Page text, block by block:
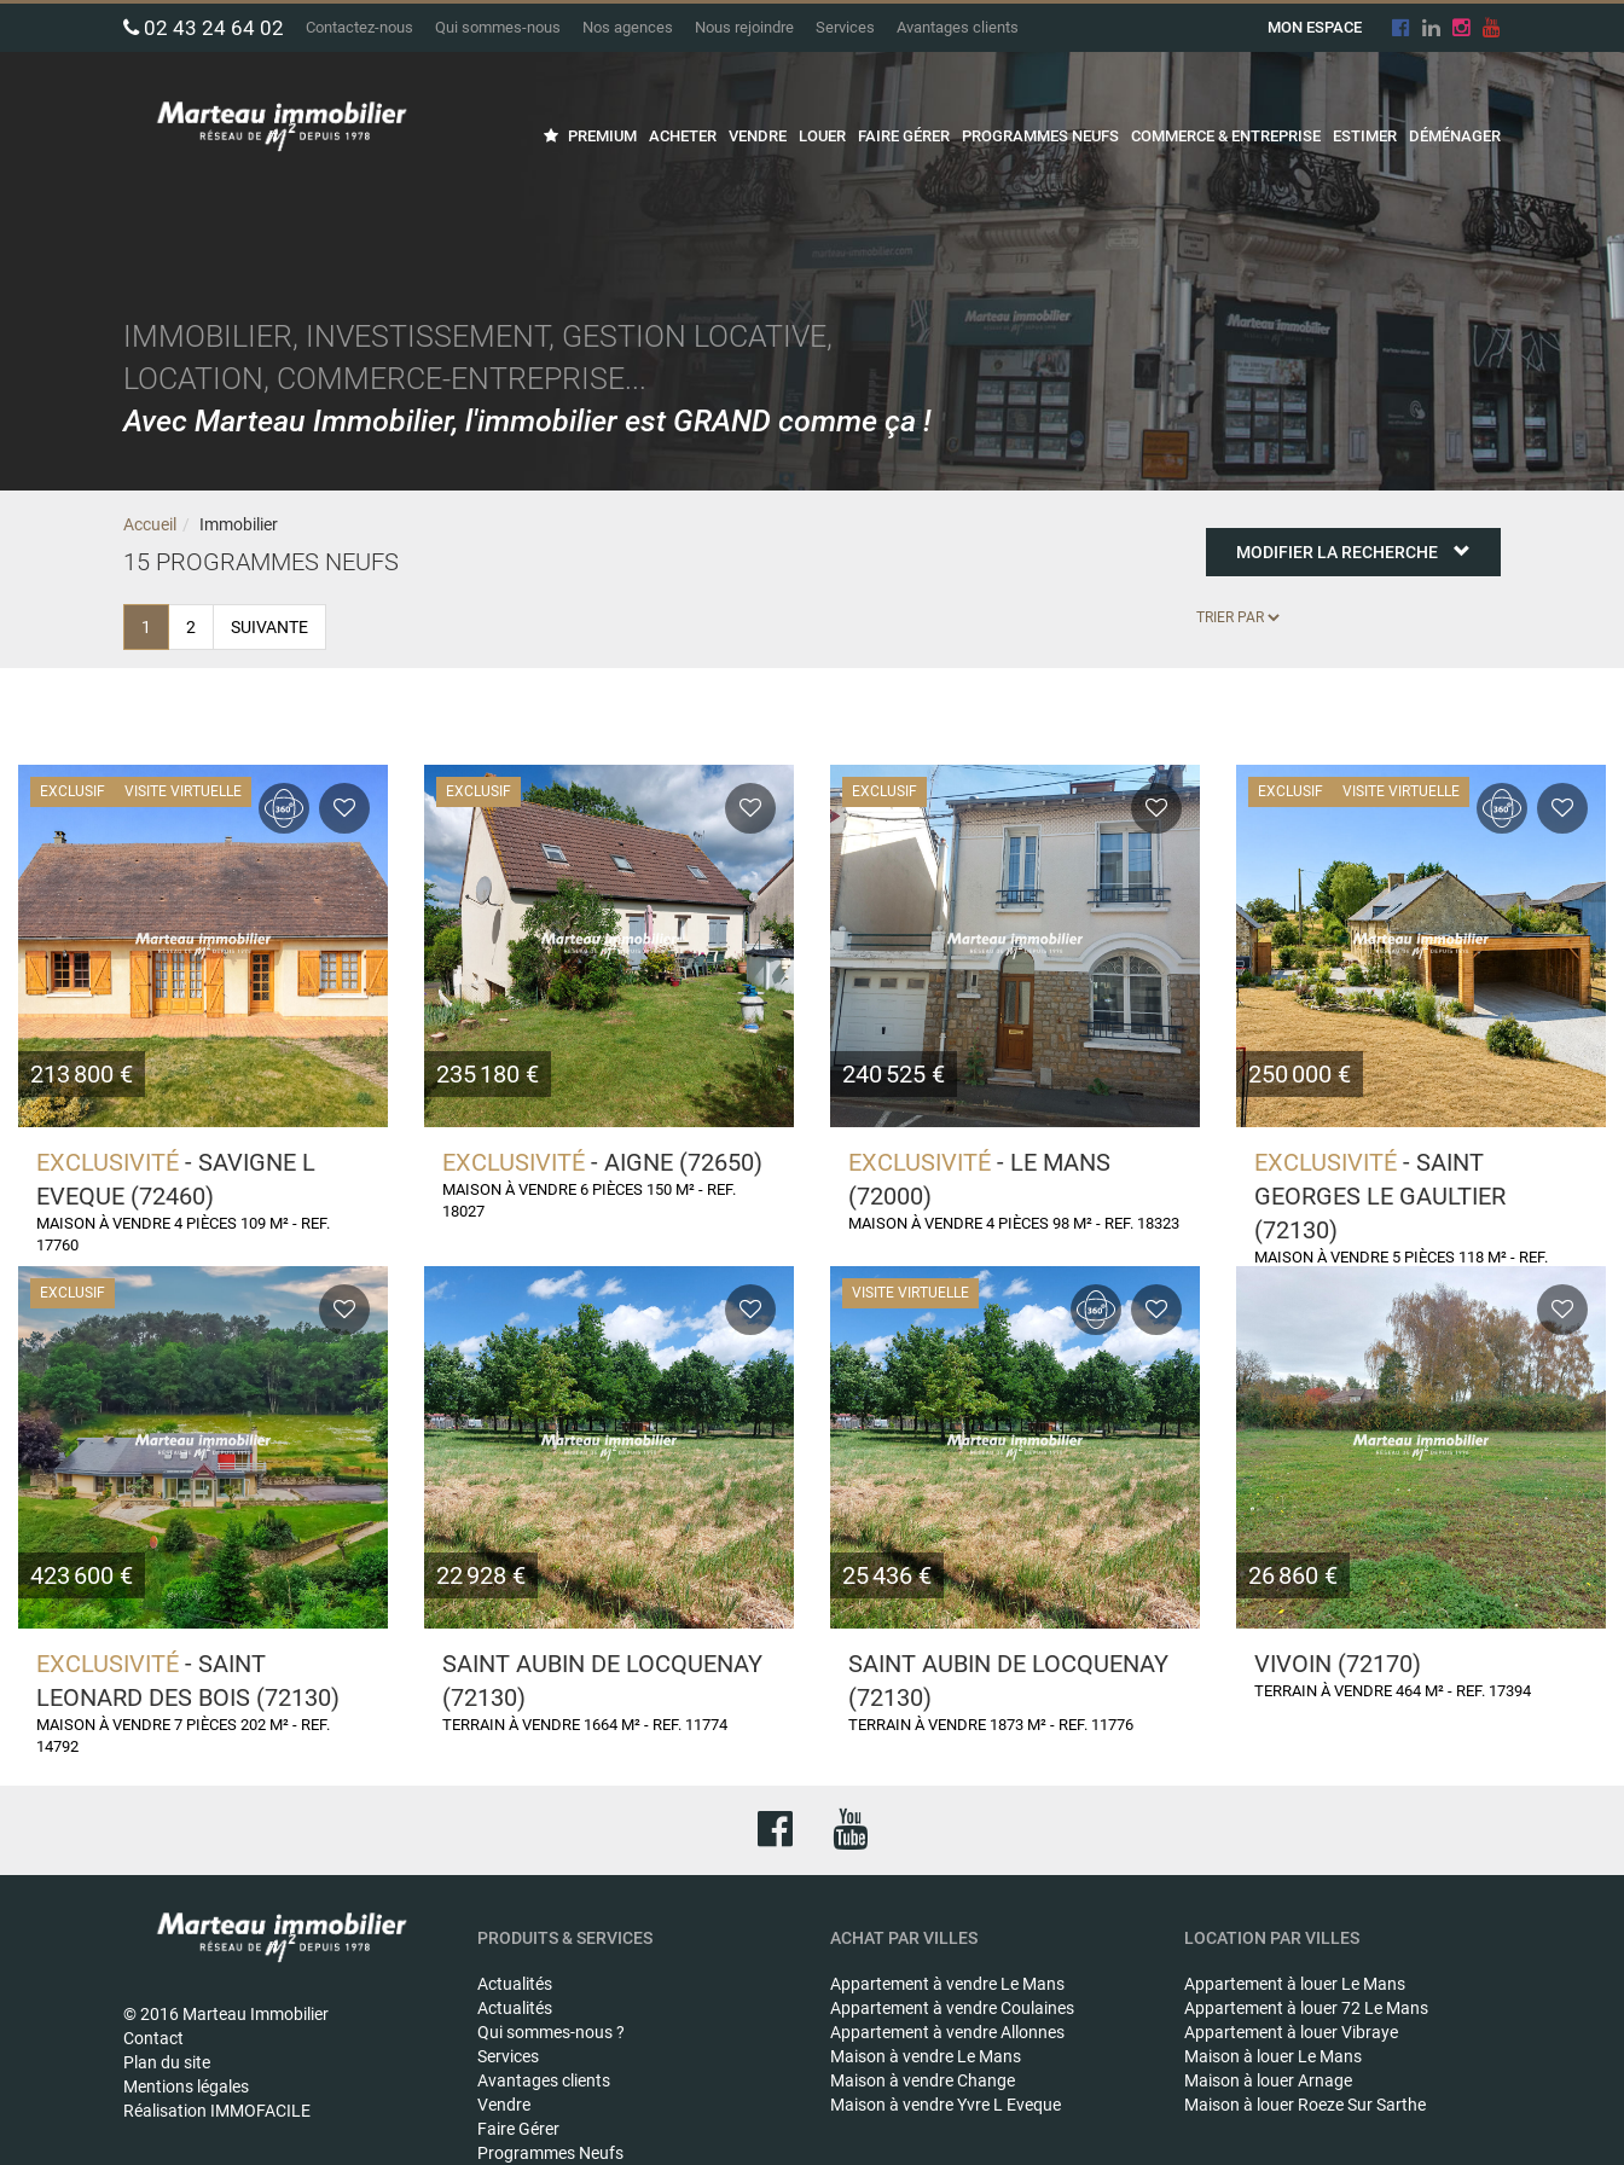
02 43 24 64 02 Contactez-nous Qui sommes-nous Nos agences Nous rejoindre Services Avantages clients MON ESPACE
PREMIUM ACHETER VENDRE LOUER FAIRE GÉRER PROGRAMMES NEUFS COMMERCE & ENTREPRISE ESTIMER DÉMÉNAGER
IMMOBILIER, INVESTISSEMENT, GESTION LOCATIVE,
LOCATION, COMMERCE-ENTREPRISE...
Avec Marteau Immobilier, l'immobilier est GRAND comme ça !
Accueil Immobilier
15 PROGRAMMES NEUFS MODIFIER LA RECHERCHE
1 2 SUIVANTE
EXCLUSIF VISITE VIRTUELLE
213 800 €
EXCLUSIVITÉ - SAVIGNE L
EVEQUE (72460)
MAISON À VENDRE 4 PIÈCES 109 M² - REF.
17760
EXCLUSIF
235 180 €
EXCLUSIVITÉ - AIGNE (72650)
MAISON À VENDRE 6 PIÈCES 150 M² - REF.
18027
EXCLUSIF
240 525 €
EXCLUSIVITÉ - LE MANS
(72000)
MAISON À VENDRE 4 PIÈCES 98 M² - REF. 18323
EXCLUSIF VISITE VIRTUELLE
250 000 €
EXCLUSIVITÉ - SAINT
GEORGES LE GAULTIER
(72130)
MAISON À VENDRE 5 PIÈCES 118 M² - REF.
EXCLUSIF
423 600 €
EXCLUSIVITÉ - SAINT
LEONARD DES BOIS (72130)
MAISON À VENDRE 7 PIÈCES 202 M² - REF.
14792
22 928 €
SAINT AUBIN DE LOCQUENAY
(72130)
TERRAIN À VENDRE 1664 M² - REF. 11774
VISITE VIRTUELLE
25 436 €
SAINT AUBIN DE LOCQUENAY
(72130)
TERRAIN À VENDRE 1873 M² - REF. 11776
26 860 €
VIVOIN (72170)
TERRAIN À VENDRE 464 M² - REF. 17394
© 2016 Marteau Immobilier
Contact
Plan du site
Mentions légales
Réalisation IMMOFACILE
PRODUITS & SERVICES
Actualités
Actualités
Qui sommes-nous ?
Services
Avantages clients
Vendre
Faire Gérer
Programmes Neufs
ACHAT PAR VILLES
Appartement à vendre Le Mans
Appartement à vendreCoulaines
Appartement à vendreAllonnes
Maison à vendre Le Mans
Maison à vendreChange
Maison à vendreYvre L Eveque
LOCATION PAR VILLES
Appartement à louer Le Mans
Appartement à louer72 Le Mans
Appartement à louerVibraye
Maison à louer Le Mans
Maison à louerArnage
Maison à louer Roeze Sur Sarthe